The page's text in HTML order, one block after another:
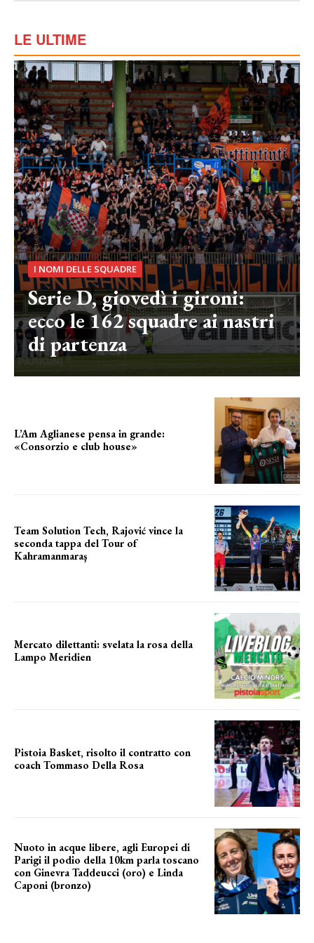
LE ULTIME
I NOMI DELLE SQUADRE
Serie D, giovedì i gironi:
ecco le 162 squadre ai nastri
di partenza
L’Am Aglianese pensa in grande:
«Consorzio e club house»
Team Solution Tech, Rajović vince la
seconda tappa del Tour of
Kahramanmaraş
Mercato dilettanti: svelata la rosa della
Lampo Meridien
Pistoia Basket, risolto il contratto con
coach Tommaso Della Rosa
Nuoto in acque libere, agli Europei di
Parigi il podio della 10km parla toscano
con Ginevra Taddeucci (oro) e Linda
Caponi (bronzo)